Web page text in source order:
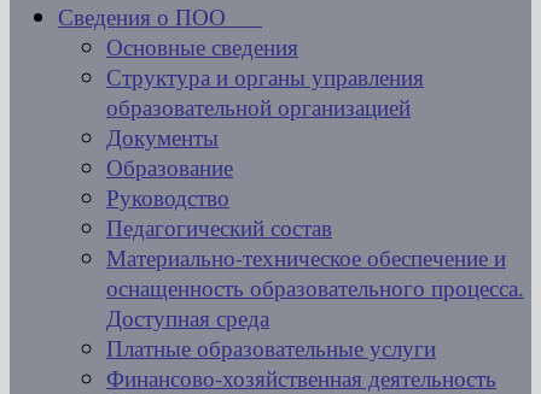
Сведения о ПОО
Основные сведения
Структура и органы управления
образовательной организацией
Документы
Образование
Руководство
Педагогический состав
Материально-техническое обеспечение и
оснащенность образовательного процесса.
Доступная среда
Платные образовательные услуги
Финансово-хозяйственная деятельность